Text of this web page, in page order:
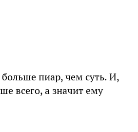
пиар, чем суть. И,
всего, а значит ему